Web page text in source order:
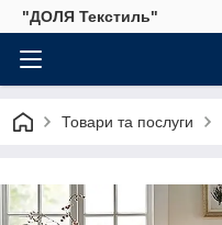
"ДОЛЯ Текстиль"
Товари та послуги